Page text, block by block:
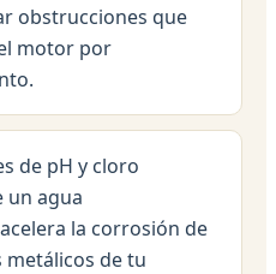
obstrucciones que
motor por
de pH y cloro
un agua
la corrosión de
de tu